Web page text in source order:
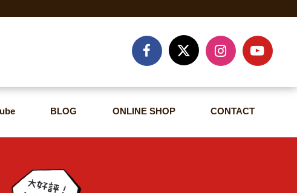
ONLINE SHOP CONTACT
BLOG ONLINE SHOP CONTACT